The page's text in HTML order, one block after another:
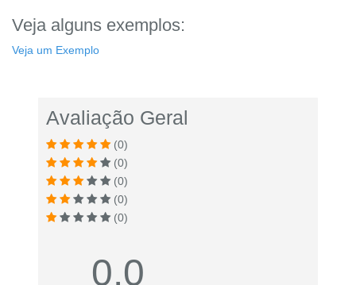
Veja alguns exemplos:
Veja um Exemplo
Avaliação Geral
(0)
(0)
(0)
(0)
(0)
0.0